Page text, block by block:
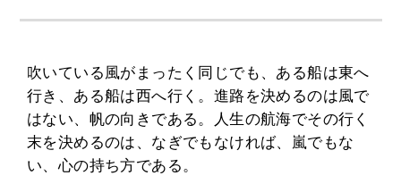
吹いている風がまったく同じでも、ある船は東へ
行き、ある船は西へ行く。進路を決めるのは風で
はない、帆の向きである。人生の航海でその行く
末を決めるのは、なぎでもなければ、嵐でもな
い、心の持ち方である。